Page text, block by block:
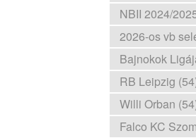
NBII 2024/
2026-os vb
Bajnokok
RB Leipzig
Willi Orban
Falco KC